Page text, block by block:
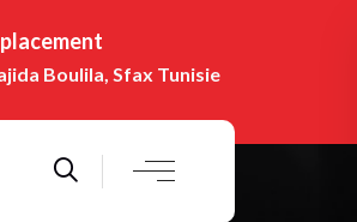
Boulila, Sfax Tunisie